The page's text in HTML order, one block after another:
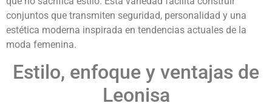
conjuntos que transmiten seguridad, personalidad y una
estética moderna inspirada en tendencias actuales de la
moda femenina.
Estilo, enfoque y ventajas de
Leonisa